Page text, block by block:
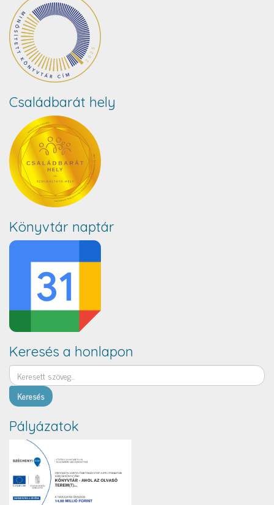
Családbarát hely
Könyvtár naptár
Keresés a honlapon
Keresés
Pályázatok